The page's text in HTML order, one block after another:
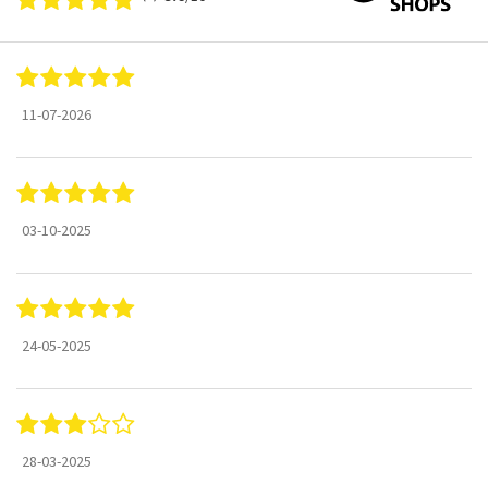
11-07-2026
03-10-2025
24-05-2025
28-03-2025